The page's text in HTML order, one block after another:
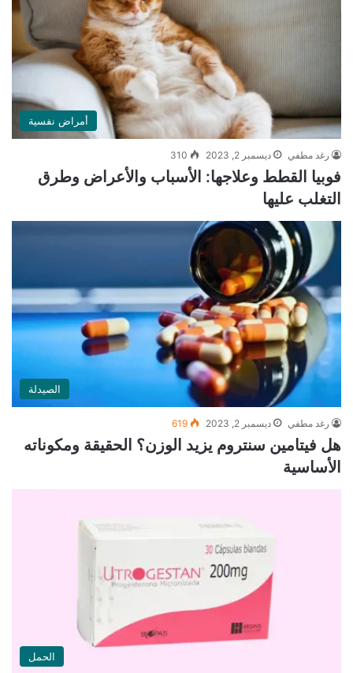
أمراض نفسية
رغد مطفي ديسمبر 2, 2023 310
فوبيا القطط وعلاجها: الأسباب والأعراض وطرق
التغلب عليها
الصيدلة
رغد مطفي ديسمبر 2, 2023 619
هل فيتامين سنتروم يزيد الوزن؟ الحقيقة ومكوناته
الأساسية
الحمل